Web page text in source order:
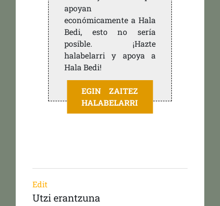
apoyan
económicamente a Hala
Bedi, esto no sería
posible. ¡Hazte
halabelarri y apoya a
Hala Bedi!
EGIN ZAITEZ
HALABELARRI
Edit
Utzi erantzuna